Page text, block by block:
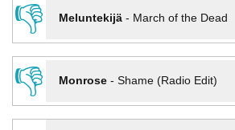
👎
Meluntekijä- March of the Dead
👎
Monrose- Shame (Radio Edit)